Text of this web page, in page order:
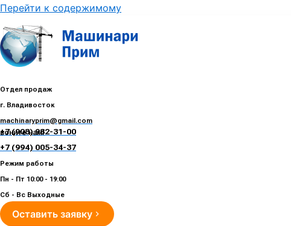
Перейти к содержимому
Отдел продаж
г. Владивосток
machinaryprim@gmail.com
нам!
+7 (908) 982-31-00
+7 (994) 005-34-37
Режим работы
Пн - Пт 10:00 - 19:00
Сб - Вс Выходные
Оставить заявку